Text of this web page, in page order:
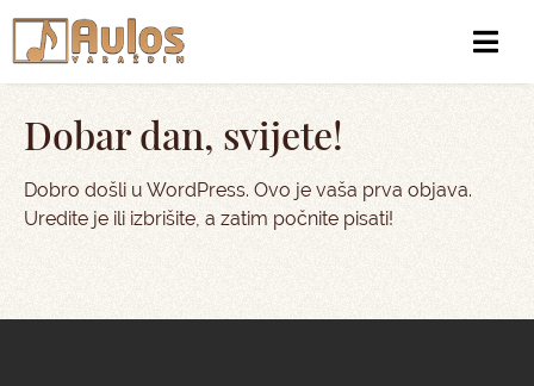
Dobar dan, svijete!
Dobro došli u WordPress. Ovo je vaša prva objava.
Uredite je ili izbrišite, a zatim počnite pisati!